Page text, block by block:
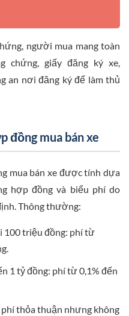
người mua mang toàn
chứng, giấy đăng ký xe,
an nơi đăng ký để làm thủ
đồng mua bán xe
mua bán xe được tính dựa
hợp đồng và biểu phí do
Thông thường:
100 triệu đồng: phí từ
1 tỷ đồng: phí từ 0,1% đến
thỏa thuận nhưng không